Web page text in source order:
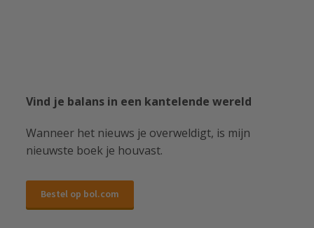
Vind je balans in een kantelende wereld
Wanneer het nieuws je overweldigt, is mijn
nieuwste boek je houvast.
Bestel op bol.com